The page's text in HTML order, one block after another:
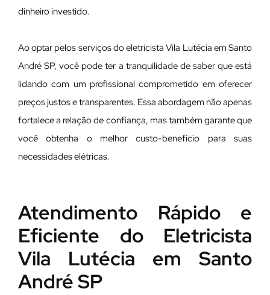
dinheiro investido.
Ao optar pelos serviços do eletricista Vila Lutécia em Santo
André SP, você pode ter a tranquilidade de saber que está
lidando com um profissional comprometido em oferecer
preços justos e transparentes. Essa abordagem não apenas
fortalece a relação de confiança, mas também garante que
você obtenha o melhor custo-benefício para suas
necessidades elétricas.
Atendimento Rápido e
Eficiente do Eletricista
Vila Lutécia em Santo
André SP